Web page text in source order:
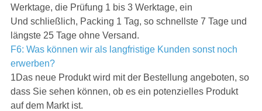
Werktage, die Prüfung 1 bis 3 Werktage, ein
Und schließlich, Packing 1 Tag, so schnellste 7 Tage und
längste 25 Tage ohne Versand.
F6: Was können wir als langfristige Kunden sonst noch
erwerben?
1Das neue Produkt wird mit der Bestellung angeboten, so
dass Sie sehen können, ob es ein potenzielles Produkt
auf dem Markt ist.